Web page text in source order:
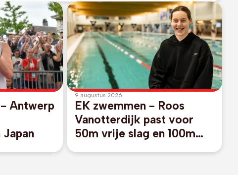
Antwerp
9 augustus 2026
EK zwemmen - Roos
Vanotterdijk past voor
50m vrije slag en 100m